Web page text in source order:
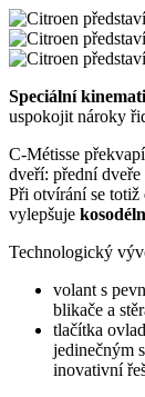
Speciální
uspokojit nároky
C-Métisse
dveří: přední
Při otvírání se totiž
vylepšuje
Technologický
volant s
blikače a
tlačítka
jedinečným
inovativní